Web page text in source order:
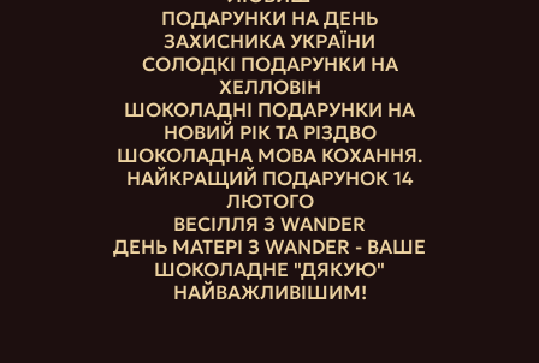
ПОДАРУНКИ НА ДЕНЬ
ЗАХИСНИКА УКРАЇНИ
СОЛОДКІ ПОДАРУНКИ НА
ХЕЛЛОВІН
ШОКОЛАДНІ ПОДАРУНКИ НА
НОВИЙ РІК ТА РІЗДВО
ШОКОЛАДНА МОВА КОХАННЯ.
НАЙКРАЩИЙ ПОДАРУНОК 14
ЛЮТОГО
ВЕСІЛЛЯ З WANDER
ДЕНЬ МАТЕРІ З WANDER - ВАШЕ
ШОКОЛАДНЕ "ДЯКУЮ"
НАЙВАЖЛИВІШИМ!